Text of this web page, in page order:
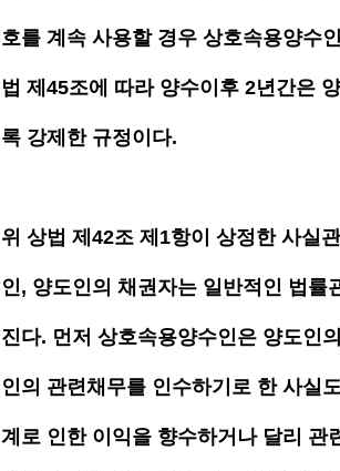
호를 계속 사용할 경우 상호속용양수
법 제45조에 따라 양수이후 2년간은
록 강제한 규정이다.
위 상법 제42조 제1항이 상정한 사실
인, 양도인의 채권자는 일반적인 법률
진다. 먼저 상호속용양수인은 양도인
인의 관련채무를 인수하기로 한 사실
계로 인한 이익을 향수하거나 달리 관